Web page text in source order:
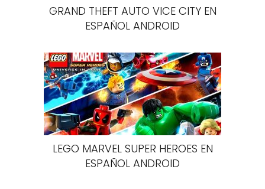
GRAND THEFT AUTO VICE CITY EN
ESPAÑOL ANDROID
LEGO MARVEL SUPER HEROES EN
ESPAÑOL ANDROID